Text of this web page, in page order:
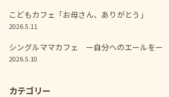
こどもカフェ「お母さん、ありがとう」
2026.5.11
シングルママカフェ ー自分へのエールをー
2026.5.10
カテゴリー